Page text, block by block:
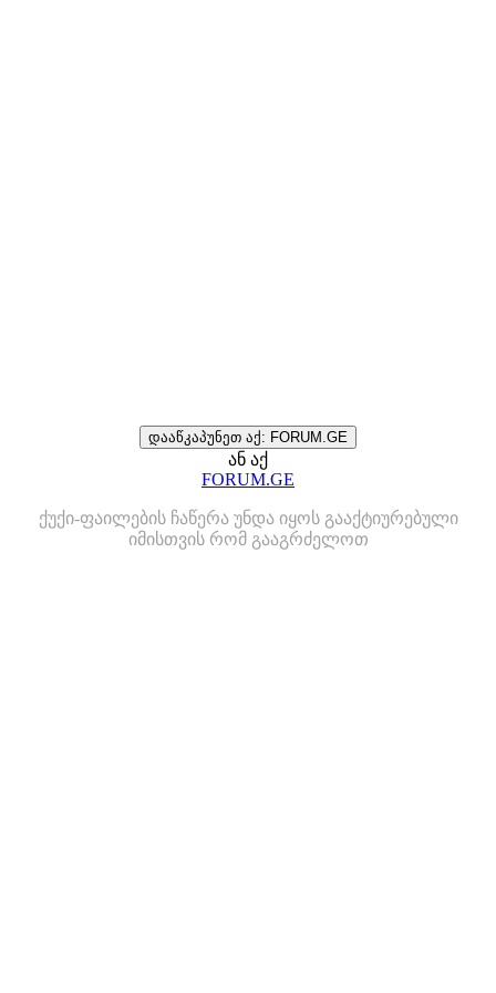
დააწკაპუნეთ აქ: FORUM.GE
ან აქ
FORUM.GE
ქუქი-ფაილების ჩაწერა უნდა იყოს გააქტიურებული
იმისთვის რომ გააგრძელოთ